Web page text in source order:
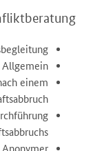
Allgemein
einem